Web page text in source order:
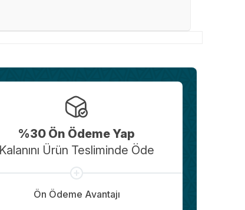
%30 Ön Ödeme Yap
Kalanını Ürün Tesliminde Öde
Ön Ödeme Avantajı